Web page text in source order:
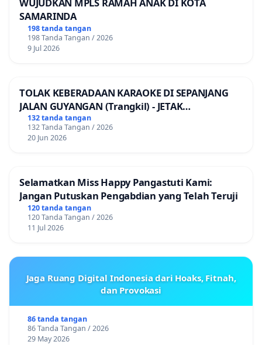
SAMARINDA
198 tanda tangan
198 Tanda Tangan / 2026
9 Jul 2026
TOLAK KEBERADAAN KARAOKE DI SEPANJANG
JALAN GUYANGAN (Trangkil) - JETAK
(Wedarijaksa) Kab. PATI
132 tanda tangan
132 Tanda Tangan / 2026
20 Jun 2026
Selamatkan Miss Happy Pangastuti Kami:
Jangan Putuskan Pengabdian yang Telah Teruji
120 tanda tangan
120 Tanda Tangan / 2026
11 Jul 2026
Jaga Ruang Digital Indonesia dari Hoaks, Fitnah,
dan Provokasi
86 tanda tangan
86 Tanda Tangan / 2026
29 May 2026